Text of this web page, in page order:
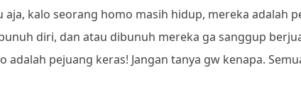
aja, kalo seorang homo masih hidup, mereka adalah
diri, dan atau dibunuh mereka ga sanggup
adalah pejuang keras! Jangan tanya gw kenapa.